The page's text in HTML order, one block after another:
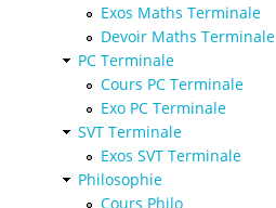
Exos Maths Terminale
Devoir Maths Terminale
PC Terminale
Cours PC Terminale
Exo PC Terminale
SVT Terminale
Exos SVT Terminale
Philosophie
Cours Philo